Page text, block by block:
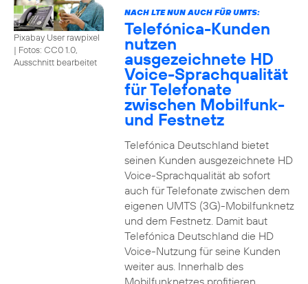
Pixabay User rawpixel
| Fotos: CC0 1.0,
Ausschnitt bearbeitet
NACH LTE NUN AUCH FÜR UMTS:
Telefónica-Kunden
nutzen
ausgezeichnete HD
Voice-Sprachqualität
für Telefonate
zwischen Mobilfunk-
und Festnetz
Telefónica Deutschland bietet
seinen Kunden ausgezeichnete HD
Voice-Sprachqualität ab sofort
auch für Telefonate zwischen dem
eigenen UMTS (3G)-Mobilfunknetz
und dem Festnetz. Damit baut
Telefónica Deutschland die HD
Voice-Nutzung für seine Kunden
weiter aus. Innerhalb des
Mobilfunknetzes profitieren